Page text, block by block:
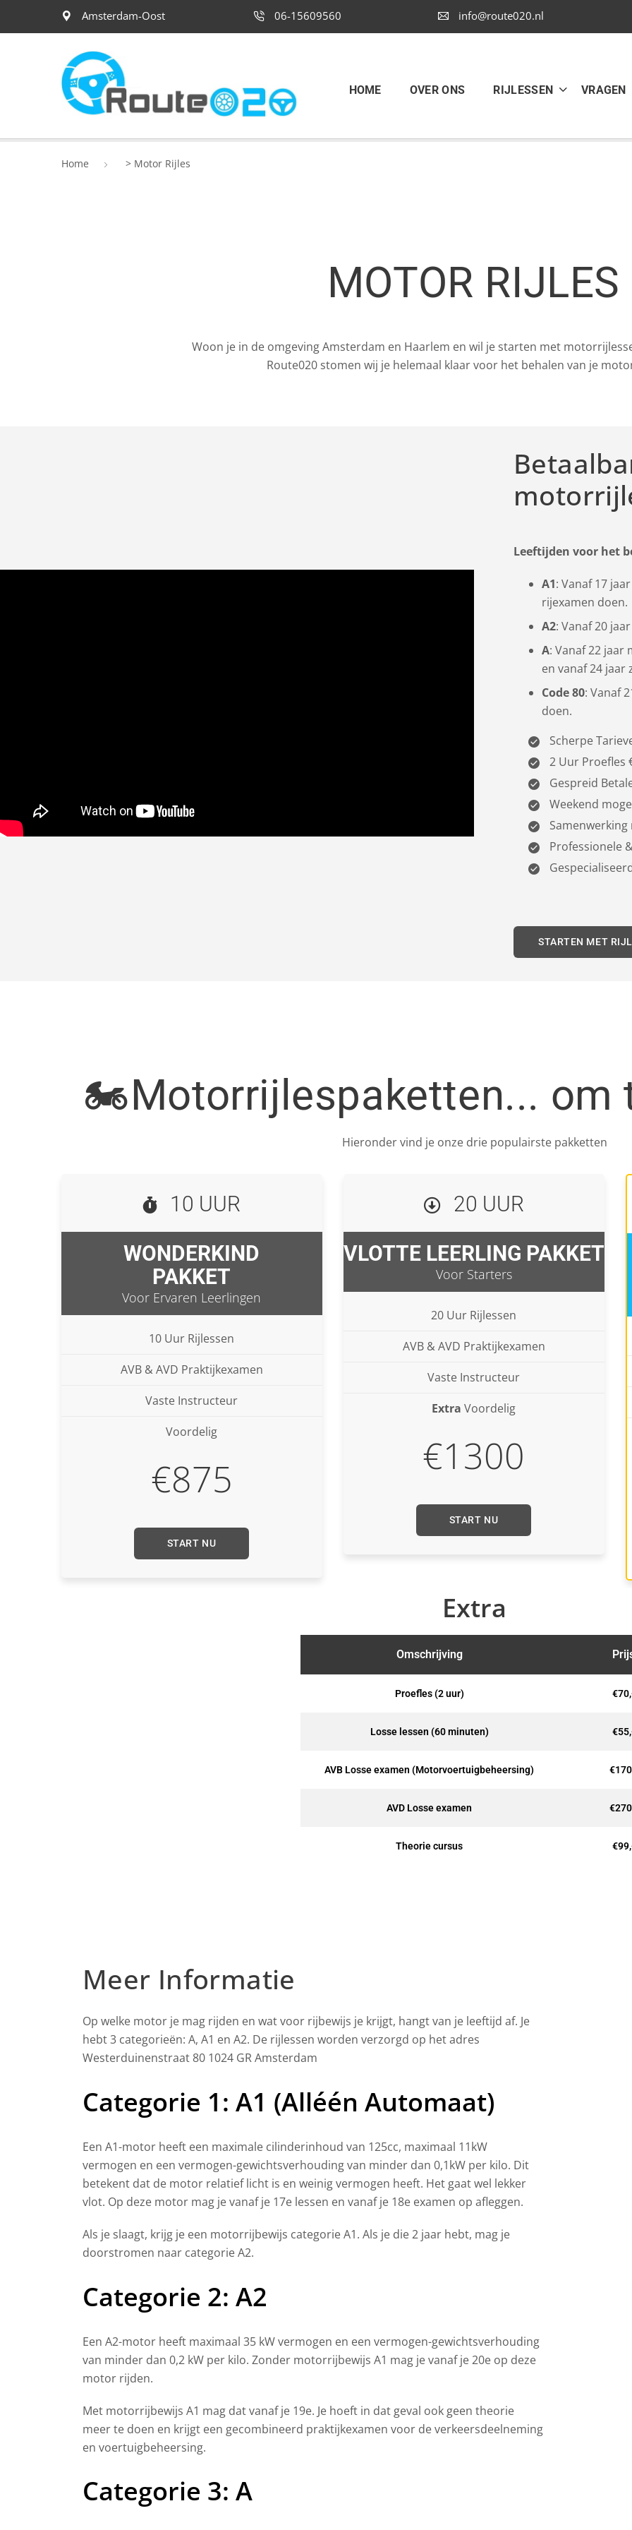
Amsterdam-Oost 06-15609560 info@route020.nl
HOME OVER ONS RIJLESSEN VRAGEN
Home > Motor Rijles
MOTOR RIJLES
Woon je in de omgeving Amsterdam en Haarlem en wil je starten met
Route020 stomen wij je helemaal klaar voor het behalen van je
Leeftijden voor het
A1: Vanaf 17
rijexamen doen.
A2: Vanaf 20
A: Vanaf 22 jaar
en vanaf 24 jaar
Code 80: Vanaf
doen.
Scherpe
2 Uur Proefles
Gespreid
Weekend
Professionele
STARTEN MET
🏍Motorrijlespaketten... om
Hieronder vind je onze drie populairste pakketten
10 UUR
WONDERKIND
PAKKET
Voor Ervaren Leerlingen
10 Uur Rijlessen
AVB & AVD Praktijkexamen
Vaste Instructeur
Voordelig
€875
START NU
20 UUR
VLOTTE LEERLING PAKKET
Voor Starters
20 Uur Rijlessen
AVB & AVD Praktijkexamen
Vaste Instructeur
Extra Voordelig
€1300
START NU
Extra
Omschrijving
Proefles (2 uur)
Losse lessen (60 minuten)
AVB Losse examen (Motorvoertuigbeheersing)
AVD Losse examen
Theorie cursus
Meer Informatie
Op welke motor je mag rijden en wat voor rijbewijs je krijgt, hangt van je leeftijd af. Je
hebt 3 categorieën: A, A1 en A2. De rijlessen worden verzorgd op het adres
Westerduinenstraat 80 1024 GR Amsterdam
Categorie 1: A1 (Alléén Automaat)
Een A1-motor heeft een maximale cilinderinhoud van 125cc, maximaal 11kW
vermogen en een vermogen-gewichtsverhouding van minder dan 0,1kW per kilo. Dit
betekent dat de motor relatief licht is en weinig vermogen heeft. Het gaat wel lekker
vlot. Op deze motor mag je vanaf je 17e lessen en vanaf je 18e examen op afleggen.
Als je slaagt, krijg je een motorrijbewijs categorie A1. Als je die 2 jaar hebt, mag je
doorstromen naar categorie A2.
Categorie 2: A2
Een A2-motor heeft maximaal 35 kW vermogen en een vermogen-gewichtsverhouding
van minder dan 0,2 kW per kilo. Zonder motorrijbewijs A1 mag je vanaf je 20e op deze
motor rijden.
Met motorrijbewijs A1 mag dat vanaf je 19e. Je hoeft in dat geval ook geen theorie
meer te doen en krijgt een gecombineerd praktijkexamen voor de verkeersdeelneming
en voertuigbeheersing.
Categorie 3: A